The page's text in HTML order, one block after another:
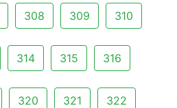
308 309 310
314 315 316
320 321 322